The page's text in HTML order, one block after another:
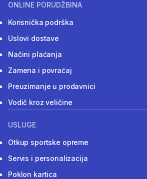
ONLINE PORUDŽBINA
Korisnička podrška
Uslovi dostave
Načini plaćanja
Zamena i povraćaj
Preuzimanje u prodavnici
Vodič kroz veličine
USLUGE
Otkup sportske opreme
Servis i personalizacija
Poklon kartica